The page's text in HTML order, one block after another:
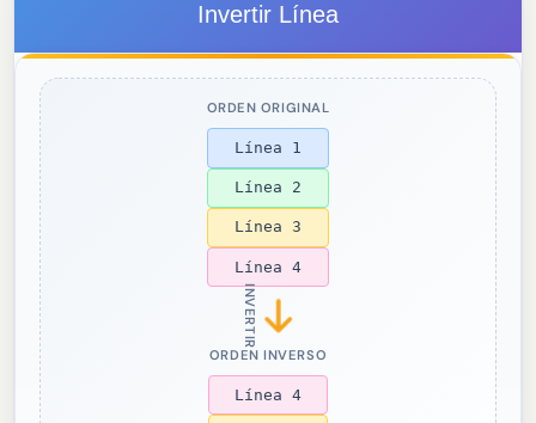
Invertir Línea
ORDEN ORIGINAL
Línea 1
Línea 2
Línea 3
Línea 4
INVERTIR
ORDEN INVERSO
Línea 4